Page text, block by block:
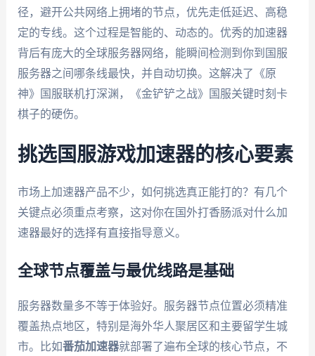
径，避开公共网络上拥堵的节点，优先走低延迟、高稳
定的专线。这个过程是智能的、动态的。优秀的加速器
背后有庞大的全球服务器网络，能瞬间检测到你到国服
服务器之间哪条线最快，并自动切换。这解决了《原
神》国服联机打深渊，《金铲铲之战》国服关键时刻卡
棋子的硬伤。
挑选国服游戏加速器的核心要素
市场上加速器产品不少，如何挑选真正能打的？有几个
关键点必须重点考察，这对你在国外打香肠派对什么加
速器最好的选择有直接指导意义。
全球节点覆盖与最优线路是基础
服务器数量多不等于体验好。服务器节点位置必须精准
覆盖热点地区，特别是海外华人聚居区和主要留学生城
市。比如番茄加速器就部署了遍布全球的核心节点，不